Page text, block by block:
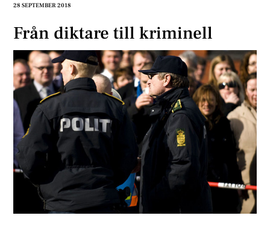
28 SEPTEMBER 2018
Från diktare till kriminell